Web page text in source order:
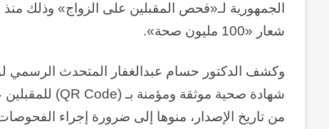
شعار «100 مليون صحة».